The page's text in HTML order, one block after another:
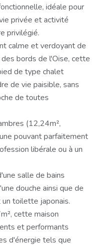
idéale pour
privée et activité
privilégié.
calme et verdoyant de
bords de l'Oise, cette
de type chalet
de vie paisible, sans
de toutes
(12,24m²,
pouvant parfaitement
libérale ou à un
salle de bains
douche ainsi que de
toilette japonais.
cette maison
et performants
d'énergie tels que